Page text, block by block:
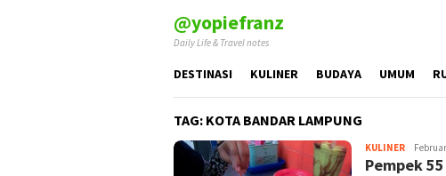
@yopiefranz
Daily Life & Travel notes
DESTINASI KULINER BUDAYA UMUM
TAG: KOTA BANDAR LAMPUNG
KULINER
Pempek